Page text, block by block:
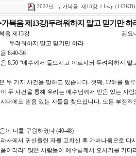
2022년_누가복음_제13강-1.hwp (142KB)
가복음 제13강]두려워하지 말고 믿기만 하
누가복음 제13강 김요나
지 말고 믿기만 하라
8:40-56
8:50 “예수께서 들으시고 이르시되 두려워하지
두 가지 사건을 말하고 있습니다. 첫째, 12해를 혈
두 사건을 통해 우리는 예수님께서 믿음 있는 사
대에도 믿음 있는 자들을 찾으십니다. 모든 부정
이 너를 구원하였다 (40-48)
사에서 귀신들린 자를 고치신 후 가버나움으로 다
이러라” 많은 사람들이 예수님께서 오시기를 기